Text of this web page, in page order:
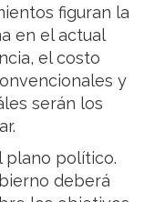
figuran la
en el actual
el costo
y
serán los
plano político.
deberá